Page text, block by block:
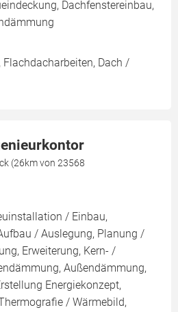
Dachfenstereinbau,
Dach /
(26km von 23568
/ Einbau,
/ Auslegung, Planung /
Erweiterung, Kern- /
Außendämmung,
Energiekonzept,
/ Wärmebild,